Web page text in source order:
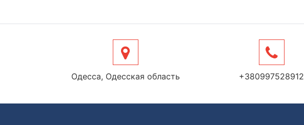
Одесса, Одесская область +380997528912